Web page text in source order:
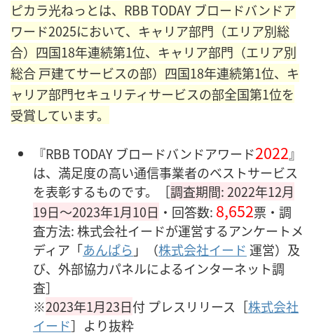
ピカラ光ねっとは、RBB TODAY ブロードバンドア
ワード2025において、キャリア部門（エリア別総
合）四国18年連続第1位、キャリア部門（エリア別
総合 戸建てサービスの部）四国18年連続第1位、キ
ャリア部門セキュリティサービスの部全国第1位を
受賞しています。
『RBB TODAY ブロードバンドアワード2022』
は、満足度の高い通信事業者のベストサービス
を表彰するものです。［調査期間: 2022年12月
19日〜2023年1月10日 ・回答数: 8,652票・調
査方法: 株式会社イードが運営するアンケートメ
ディア「あんぱら 」（株式会社イード 運営）及
び、外部協力パネルによるインターネット調
査］
※2023年1月23日付 プレスリリース［株式会社
イード］より抜粋